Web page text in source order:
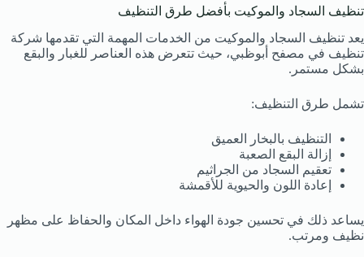
تنظيف السجاد والموكيت بأفضل طرق التنظيف
يعد تنظيف السجاد والموكيت من الخدمات المهمة التي تقدمها شركة
تنظيف في مصفح أبوظبي، حيث تتعرض هذه العناصر للغبار والبقع
بشكل مستمر.
تشمل طرق التنظيف:
التنظيف بالبخار العميق
إزالة البقع الصعبة
تعقيم السجاد من الجراثيم
إعادة اللون والحيوية للأقمشة
يساعد ذلك في تحسين جودة الهواء داخل المكان والحفاظ على مظهر
نظيف ومرتب.